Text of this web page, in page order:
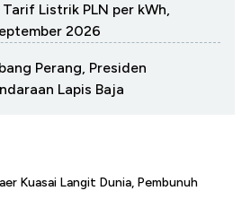
Listrik PLN per kWh,
2026
Perang, Presiden
Lapis Baja
Kuasai Langit Dunia, Pembunuh